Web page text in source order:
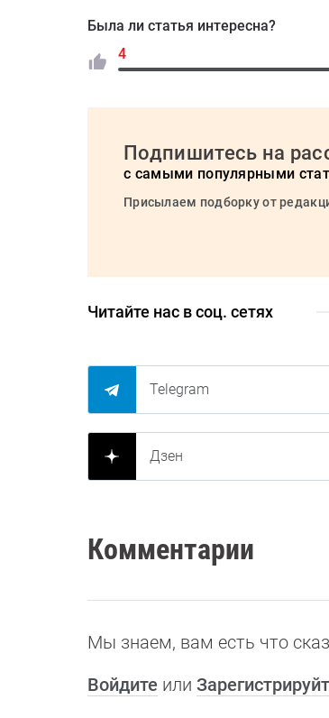
Была ли статья интересна?
4
Подпишитесь на
с самыми популярными
Присылаем подборку от
Читайте нас в соц. сетях
Telegram
Дзен
Комментарии
Мы знаем, вам есть что
Войдите или